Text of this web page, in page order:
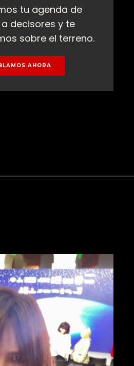
tu agenda de
decisores y te
sobre el terreno.
AHORA